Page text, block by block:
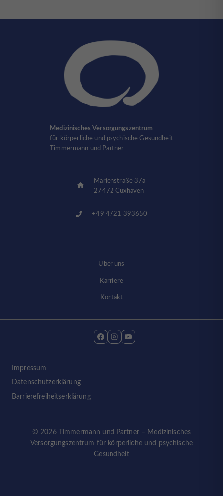
Medizinisches Versorgungszentrum
für körperliche und psychische Gesundheit
Timmermann und Partner
Marienstraße 37a
27472 Cuxhaven
+49 4721 393650
Über uns
Karriere
Kontakt
Impressum
Datenschutzerklärung
Barrierefreiheitserklärung
© 2026 Timmermann und Partner – Medizinisches
Versorgungszentrum für körperliche und psychische
Gesundheit